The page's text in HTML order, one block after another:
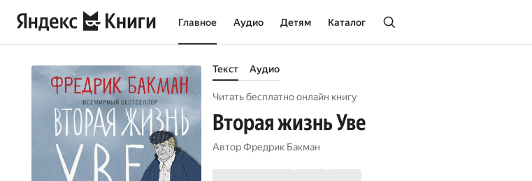
Главное Аудио Детям Каталог
Текст Аудио
Читать бесплатно онлайн книгу
Вторая жизнь Уве
АвторФредрик Бакман